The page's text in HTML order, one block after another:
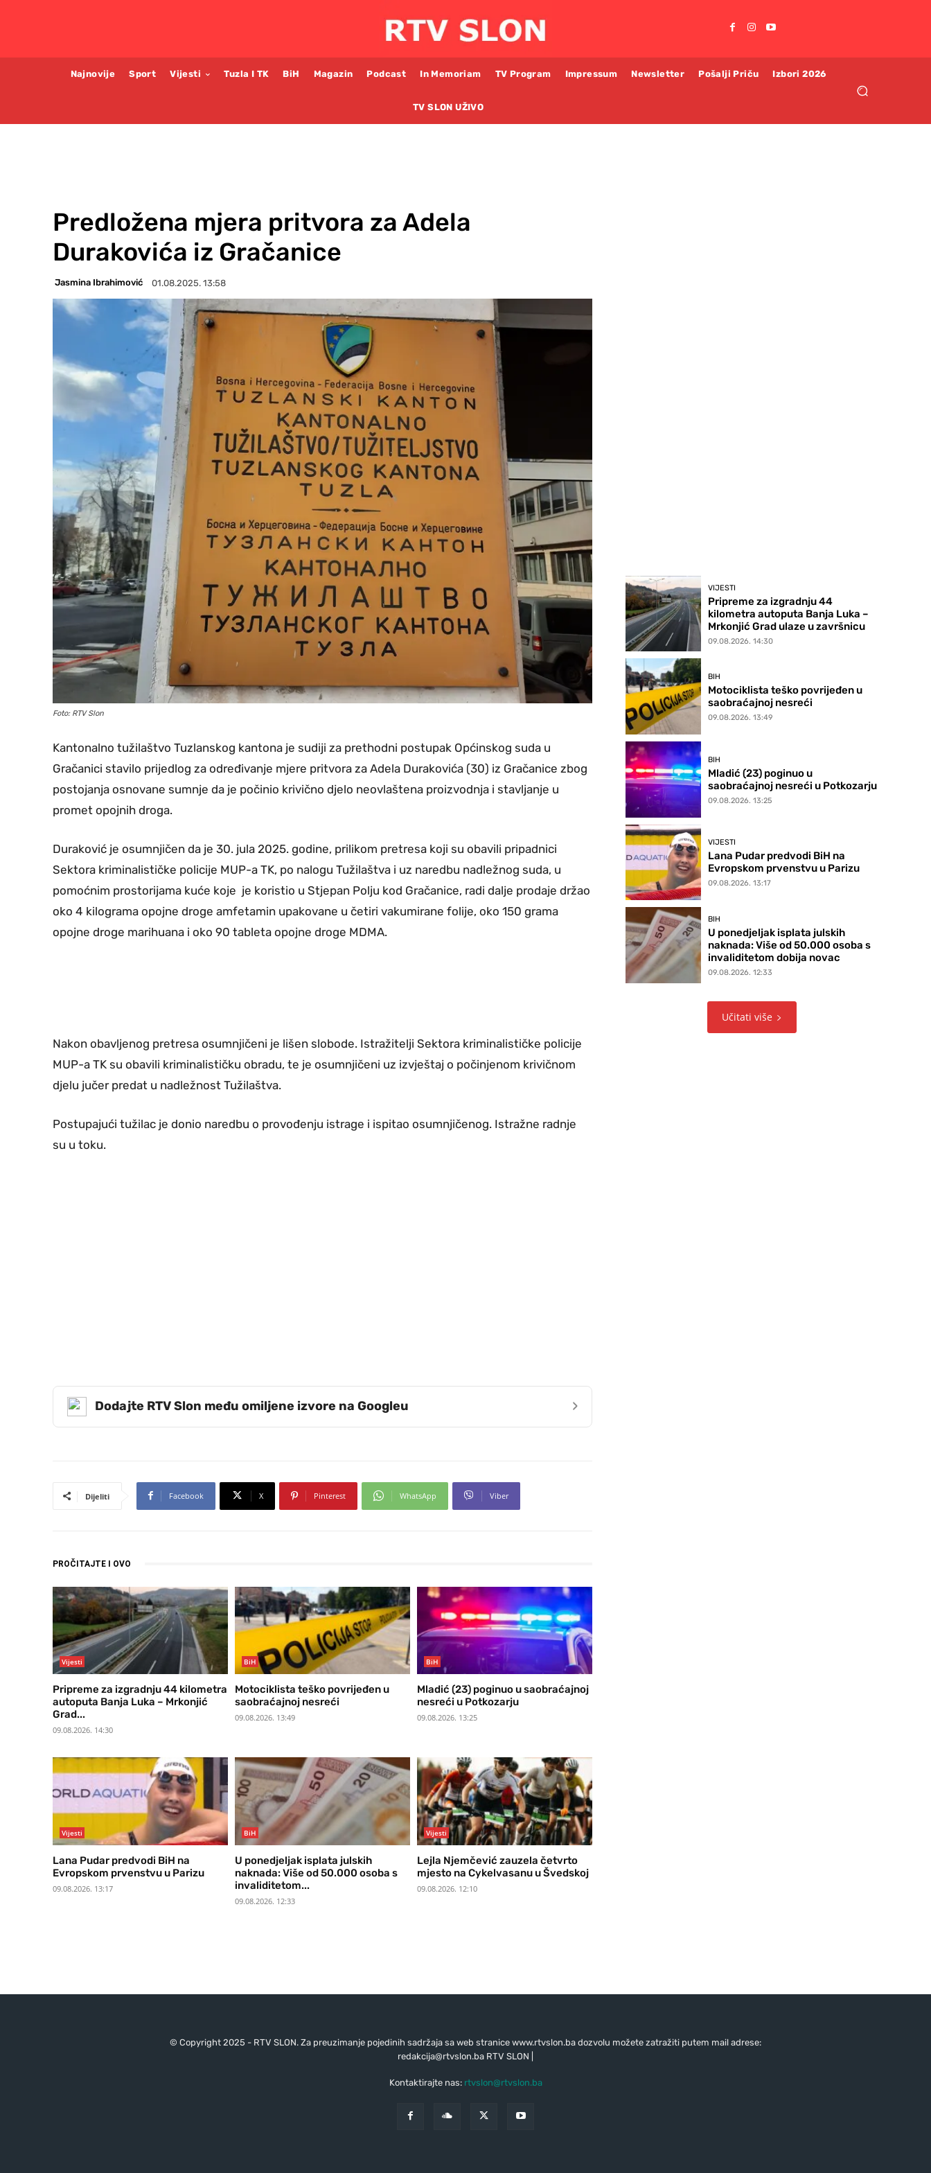
Najnovije Sport Vijesti Tuzla I TK BiH Magazin Podcast In Memoriam TV Program Impressum Newsletter Pošalji Priču Izbori 2026
TV SLON UŽIVO
Predložena mjera pritvora za Adela
Durakovića iz Gračanice
Jasmina Ibrahimović 01.08.2025. 13:58
Foto: RTV Slon
Kantonalno tužilaštvo Tuzlanskog kantona je sudiji za prethodni postupak Općinskog suda u
Gračanici stavilo prijedlog za određivanje mjere pritvora za Adela Durakovića (30) iz Gračanice zbog
postojanja osnovane sumnje da je počinio krivično djelo neovlaštena proizvodnja i stavljanje u
promet opojnih droga.
Duraković je osumnjičen da je 30. jula 2025. godine, prilikom pretresa koji su obavili pripadnici
Sektora kriminalističke policije MUP-a TK, po nalogu Tužilaštva i uz naredbu nadležnog suda, u
pomoćnim prostorijama kuće koje je koristio u Stjepan Polju kod Gračanice, radi dalje prodaje držao
oko 4 kilograma opojne droge amfetamin upakovane u četiri vakumirane folije, oko 150 grama
opojne droge marihuana i oko 90 tableta opojne droge MDMA.
Nakon obavljenog pretresa osumnjičeni je lišen slobode. Istražitelji Sektora kriminalističke policije
MUP-a TK su obavili kriminalističku obradu, te je osumnjičeni uz izvještaj o počinjenom krivičnom
djelu jučer predat u nadležnost Tužilaštva.
Postupajući tužilac je donio naredbu o provođenju istrage i ispitao osumnjičenog. Istražne radnje
su u toku.
Dodajte RTV Slon među omiljene izvore na Googleu ›
Dijeliti Facebook X Pinterest WhatsApp Viber
PROČITAJTE I OVO
Vijesti
Pripreme za izgradnju 44 kilometra
autoputa Banja Luka – Mrkonjić
Grad...
09.08.2026. 14:30
BiH
Motociklista teško povrijeđen u
saobraćajnoj nesreći
09.08.2026. 13:49
BiH
Mladić (23) poginuo u saobraćajnoj
nesreći u Potkozarju
09.08.2026. 13:25
Vijesti
Lana Pudar predvodi BiH na
Evropskom prvenstvu u Parizu
09.08.2026. 13:17
BiH
U ponedjeljak isplata julskih
naknada: Više od 50.000 osoba s
invaliditetom...
09.08.2026. 12:33
Vijesti
Lejla Njemčević zauzela četvrto
mjesto na Cykelvasanu u Švedskoj
09.08.2026. 12:10
VIJESTI
Pripreme za izgradnju 44
kilometra autoputa Banja Luka –
Mrkonjić Grad ulaze u završnicu
09.08.2026. 14:30
BIH
Motociklista teško povrijeđen u
saobraćajnoj nesreći
09.08.2026. 13:49
BIH
Mladić (23) poginuo u
saobraćajnoj nesreći u Potkozarju
09.08.2026. 13:25
VIJESTI
Lana Pudar predvodi BiH na
Evropskom prvenstvu u Parizu
09.08.2026. 13:17
BIH
U ponedjeljak isplata julskih
naknada: Više od 50.000 osoba s
invaliditetom dobija novac
09.08.2026. 12:33
Učitati više
© Copyright 2025 - RTV SLON. Za preuzimanje pojedinih sadržaja sa web stranice www.rtvslon.ba dozvolu možete zatražiti putem mail adrese:
redakcija@rtvslon.baRTV SLON |
Kontaktirajte nas: rtvslon@rtvslon.ba